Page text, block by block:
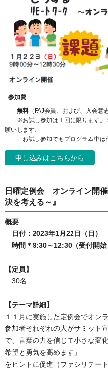
□参加費
無料 （FAJ会員、および、入会意
※お試し参加は１回に限ります。
願いします。
お試し参加でもプログラム中は他
申し込みはこちらから
日曜定例会 オンライン開
決を考える～』
概要
日付：2023年1月22日（日）
時間＊9:30～12:30（受付開始
【定員】
30名
【テーマ詳細】
１１月に実施した定例会でオン
参加者それぞれの人がサミット
で、言葉の力を信じて小さな変
希望と勇気を高めます」
をヒントに促進（ファシリテー